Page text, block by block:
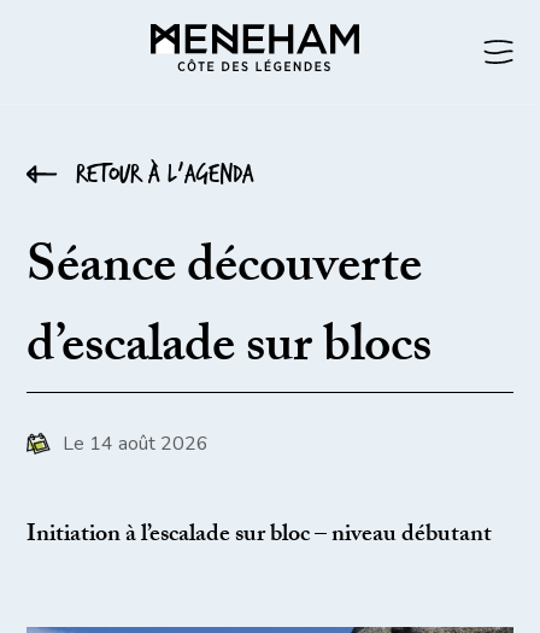
Retour à l’agenda
Séance découverte
d’escalade sur blocs
Le 14 août 2026
Initiation à l’escalade sur bloc – niveau débutant